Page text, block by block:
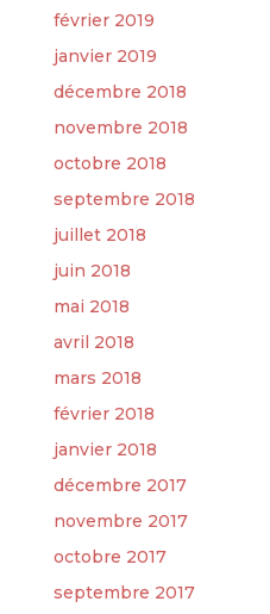
février 2019
janvier 2019
décembre 2018
novembre 2018
octobre 2018
septembre 2018
juillet 2018
juin 2018
mai 2018
avril 2018
mars 2018
février 2018
janvier 2018
décembre 2017
novembre 2017
octobre 2017
septembre 2017